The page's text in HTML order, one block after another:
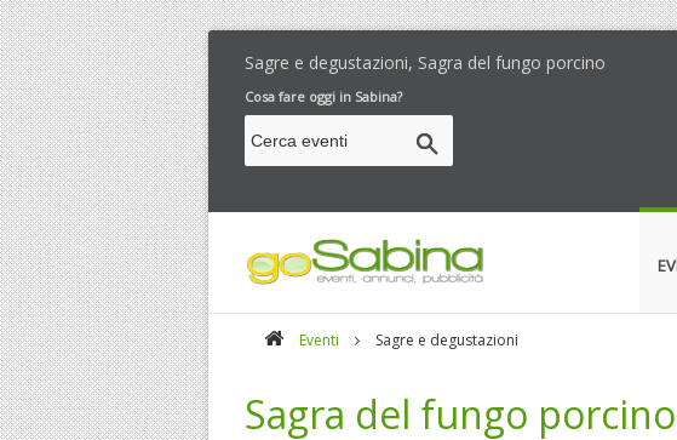
Sagre e degustazioni, Sagra del fungo porcino
Cosa fare oggi in Sabina?
Eventi Sagre e degustazioni
Sagra del fungo porcino